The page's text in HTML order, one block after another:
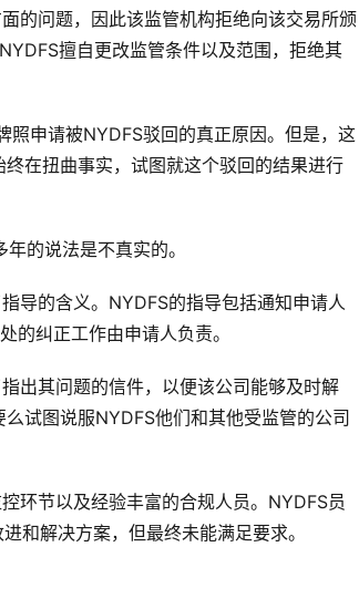
的问题，因此该监管机构拒绝向该交易所颁
擅自更改监管条件以及范围，拒绝其
申请被NYDFS驳回的真正原因。但是，这
在扭曲事实，试图就这个驳回的结果进行
的说法是不真实的。
导的含义。NYDFS的指导包括通知申请人
的纠正工作由申请人负责。
出其问题的信件，以便该公司能够及时解
试图说服NYDFS他们和其他受监管的公司
环节以及经验丰富的合规人员。NYDFS员
和解决方案，但最终未能满足要求。